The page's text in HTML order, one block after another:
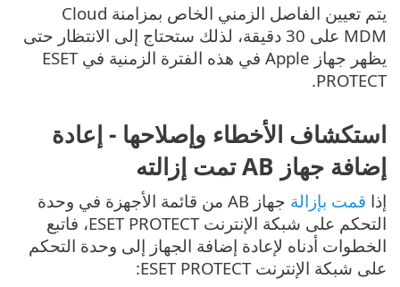
يتم تعيين الفاصل الزمني الخاص بمزامنة Cloud
MDM على 30 دقيقة، لذلك ستحتاج إلى الانتظار حتى
يظهر جهاز Apple في هذه الفترة الزمنية في ESET
PROTECT.
استكشاف الأخطاء وإصلاحها - إعادة
إضافة جهاز AB تمت إزالته
إذا قمت بإزالة
جهاز AB من قائمة الأجهزة في وحدة
التحكم على شبكة الإنترنت ESET PROTECT، فاتبع
الخطوات أدناه لإعادة إضافة الجهاز إلى وحدة التحكم
على شبكة الإنترنت ESET PROTECT: